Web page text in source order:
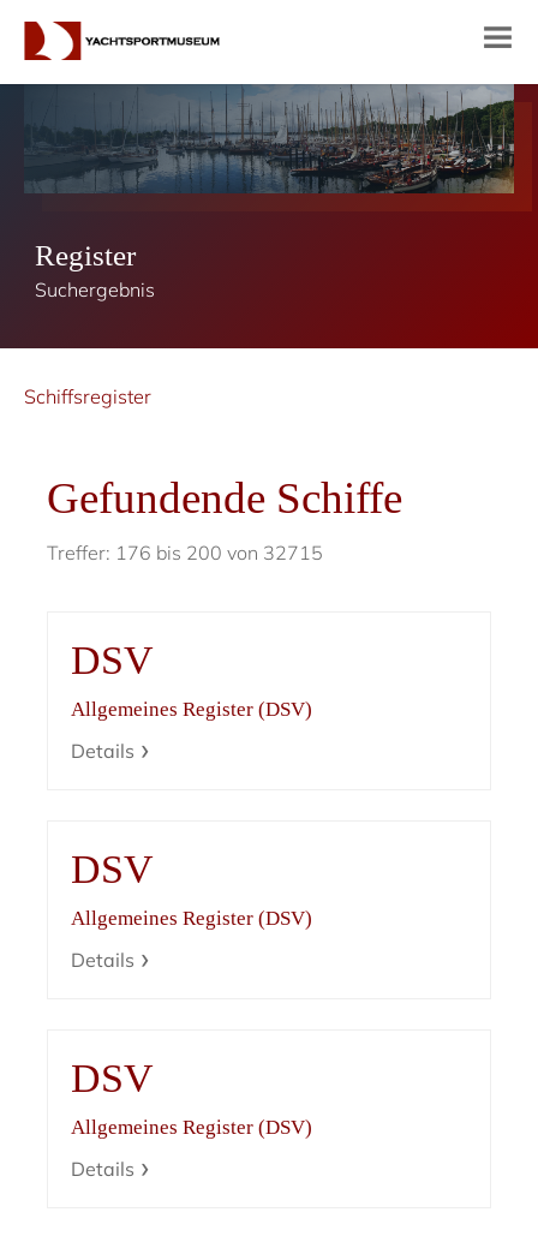
Register
Suchergebnis
Schiffsregister
Gefundende Schiffe
Treffer: 176 bis 200 von 32715
DSV
Allgemeines Register (DSV)
Details
DSV
Allgemeines Register (DSV)
Details
DSV
Allgemeines Register (DSV)
Details